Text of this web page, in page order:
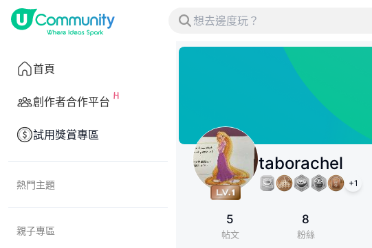
首頁
創作者合作平台
試用獎賞專區
熱門主題
親子專區
taborachel
+1
5
帖文
8
粉絲